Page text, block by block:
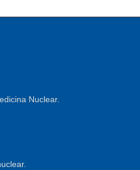
Nuclear.